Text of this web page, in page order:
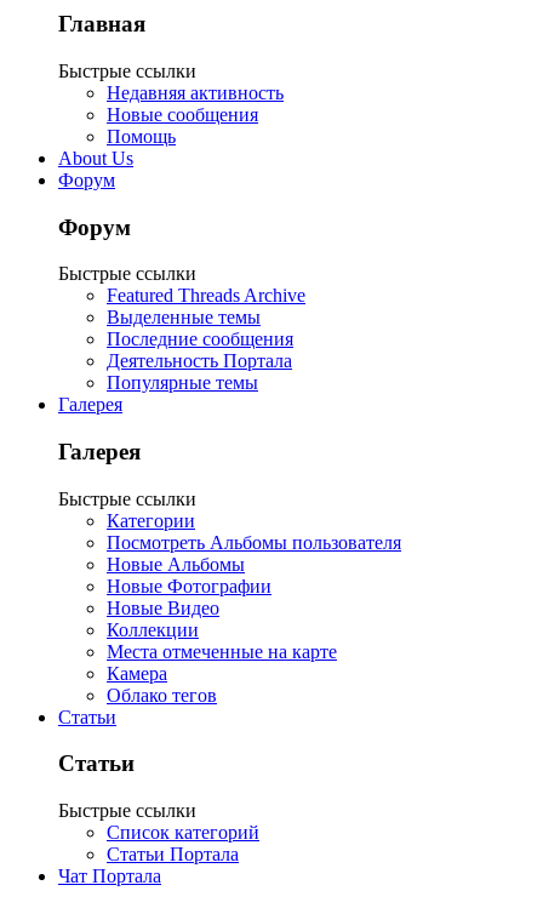
Главная
Быстрые ссылки
Недавняя активность
Новые сообщения
Помощь
About Us
Форум
Форум
Быстрые ссылки
Featured Threads Archive
Выделенные темы
Последние сообщения
Деятельность Портала
Популярные темы
Галерея
Галерея
Быстрые ссылки
Категории
Посмотреть Альбомы пользователя
Новые Альбомы
Новые Фотографии
Новые Видео
Коллекции
Места отмеченные на карте
Камера
Облако тегов
Статьи
Статьи
Быстрые ссылки
Список категорий
Статьи Портала
Чат Портала